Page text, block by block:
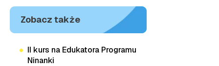
Zobacz także
II kurs na Edukatora Programu
Ninanki